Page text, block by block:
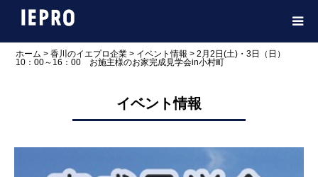
ホーム > 香川のイエプロ企業> イベント情報 > 2月2日(土)・3日（日）
10：00～16：00 お施主様のお家完成見学会in小村町
イベント情報